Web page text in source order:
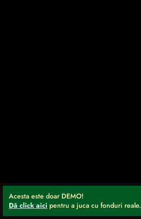
Acesta este doar DEMO!
Dă click aici pentru a juca cu fonduri reale.